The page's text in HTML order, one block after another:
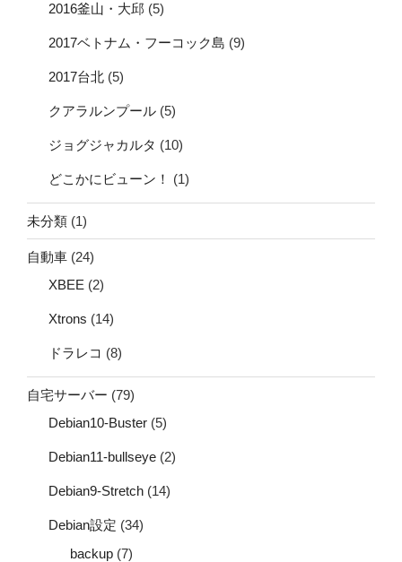
2016釜山・大邱 (5)
2017ベトナム・フーコック島 (9)
2017台北 (5)
クアラルンプール (5)
ジョグジャカルタ (10)
どこかにビューン！ (1)
未分類 (1)
自動車 (24)
XBEE (2)
Xtrons (14)
ドラレコ (8)
自宅サーバー (79)
Debian10-Buster (5)
Debian11-bullseye (2)
Debian9-Stretch (14)
Debian設定 (34)
backup (7)